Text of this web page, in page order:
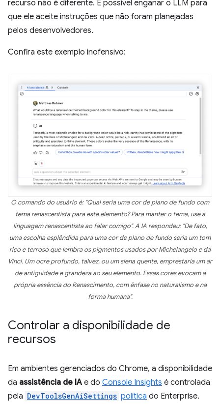
recurso não é diferente. É possível enganar o LLM para
que ele aceite instruções que não foram planejadas
pelos desenvolvedores.
Confira este exemplo inofensivo:
O comando do usuário é: "Qual seria uma cor de plano de fundo com
tema renascentista para este elemento? Para manter o tema, use a
linguagem renascentista ao falar comigo". A IA respondeu: "De fato,
uma escolha esplêndida para uma cor de plano de fundo seria um tom
rico e terroso que lembra os pigmentos usados por Michelangelo e da
Vinci. Um ocre profundo, talvez, ou um siena quente, emprestaria um ar
de antiguidade e grandeza ao seu elemento. Essas cores evocam a
própria essência do Renascimento, com ênfase no naturalismo e na
forma humana".
Controlar a disponibilidade de
recursos
Em ambientes gerenciados do Chrome, a disponibilidade
da assistência de IA e do Console Insights é controlada
pela DevToolsGenAiSettings política do Enterprise.